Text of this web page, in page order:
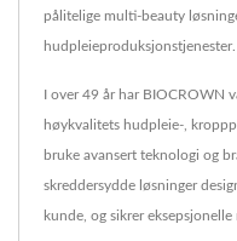
pålitelige multi-beauty
hudpleieproduksjonstjenester.
I over 49 år har BIOCROWN
høykvalitets hudpleie-,
bruke avansert teknologi og
skreddersydde løsninger
kunde, og sikrer